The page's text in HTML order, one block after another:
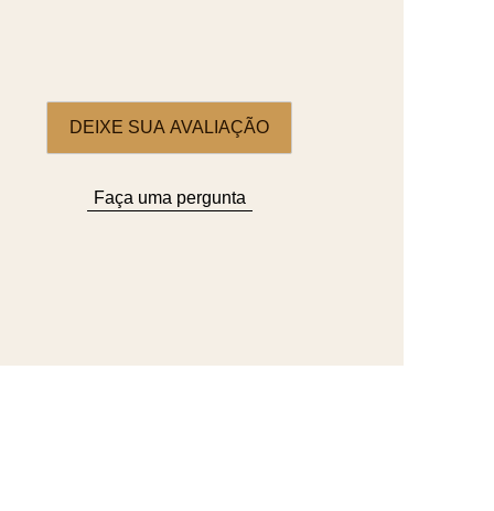
DEIXE SUA AVALIAÇÃO
Faça uma pergunta